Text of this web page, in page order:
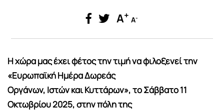
A+ A-
Η χώρα μας έχει φέτος την τιμή να φιλοξενεί την
«Ευρωπαϊκή Ημέρα Δωρεάς
Οργάνων, Ιστών και Κυττάρων», το Σάββατο 11
Οκτωβρίου 2025, στην πόλη της